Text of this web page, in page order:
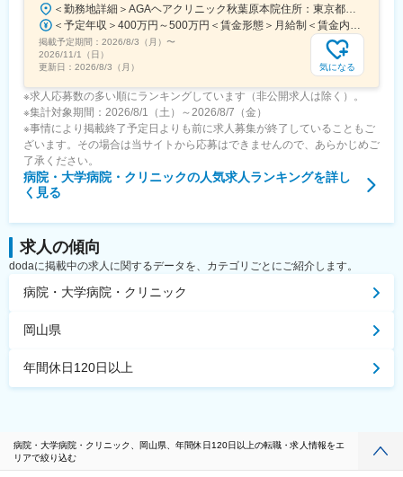
＜勤務地詳細＞AGAヘアクリニック秋葉原本院住所：東京都千代田区外神田3-12-8 住友不動産秋葉原ビル9F受動喫煙対策：屋内全面禁煙変更の範囲：会社の定める事業所（リモートワーク含む）
＜予定年収＞400万円～500万円＜賃金形態＞月給制＜賃金内訳＞月額（基本給）：275,000円～350,000円＜月給＞275,000円～350,000円＜昇給有無＞有＜残業手当＞有＜給与補足＞■ 多職種手当:5万円（複数の職種をマルチに対応するスタッフへの手当） ■ 多エリア手当:4万円（複数の拠点を横断してくれるスタッフへの手当） ■ 役職手当:0～52万円■ 達成手当：0～100万円（半期評価によって増減する手当）賃金はあくまでも目安の金額であり、選考を通じて上下する可能性があります。月給(月額)は固定手当を含めた表記です。
掲載予定期間： 2026/8/3（月） 〜
2026/11/1（日）
更新日： 2026/8/3（月） 気になる
※求人応募数の多い順にランキングしています（非公開求人は除く）。
※集計対象期間：2026/8/1（土）～2026/8/7（金）
※事情により掲載終了予定日よりも前に求人募集が終了していることもご
ざいます。その場合は当サイトから応募はできませんので、あらかじめご
了承ください。
病院・大学病院・クリニックの人気求人ランキングを詳し
く見る
求人の傾向
dodaに掲載中の求人に関するデータを、カテゴリごとにご紹介します。
病院・大学病院・クリニック
岡山県
年間休日120日以上
病院・大学病院・クリニック、岡山県、年間休日120日以上の転職・求人情報をエ
リアで絞り込む